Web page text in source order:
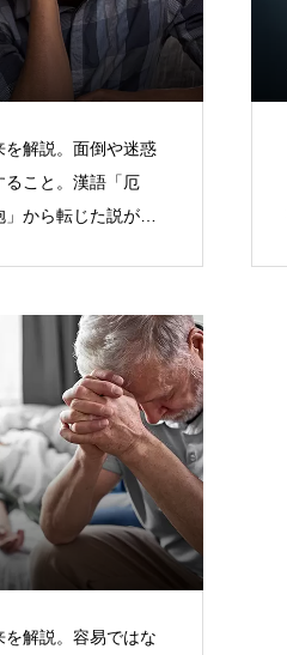
を解説。面倒や迷惑
ること。漢語「厄
から転じた説があ
解説。容易ではな